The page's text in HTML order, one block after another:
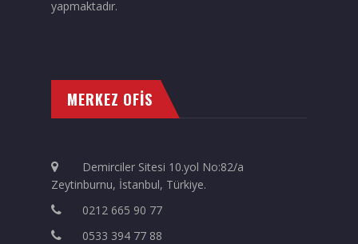
yapmaktadır.
MERKEZ OFİS
Demirciler Sitesi 10.yol No:82/a
Zeytinburnu, İstanbul, Türkiye.
0212 665 90 77
0533 394 77 88